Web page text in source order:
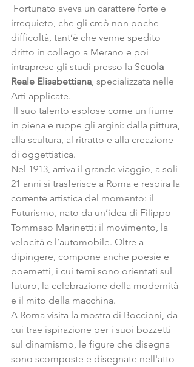
Fortunato aveva un carattere forte e
irrequieto, che gli creò non poche
difficoltà, tant’è che venne spedito
dritto in collego a Merano e poi
intraprese gli studi presso la Scuola
Reale Elisabettiana, specializzata nelle
Arti applicate.
in piena e ruppe gli argini: dalla pittura,
alla scultura, al ritratto e alla creazione
di oggettistica.
Nel 1913, arriva il grande viaggio, a soli
21 anni si trasferisce a Roma e respira la
corrente artistica del momento: il
Futurismo, nato da un’idea di Filippo
Tommaso Marinetti: il movimento, la
velocità e l’automobile. Oltre a
dipingere, compone anche poesie e
poemetti, i cui temi sono orientati sul
futuro, la celebrazione della modernità
e il mito della macchina.
A Roma visita la mostra di Boccioni, da
cui trae ispirazione per i suoi bozzetti
sul dinamismo, le figure che disegna
sono scomposte e disegnate nell'atto